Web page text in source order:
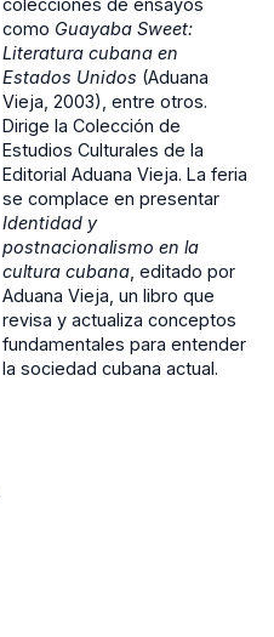
colecciones de ensayos
como Guayaba Sweet:
Literatura cubana en
Estados Unidos (Aduana
Vieja, 2003), entre otros.
Dirige la Colección de
Estudios Culturales de la
Editorial Aduana Vieja. La feria
se complace en presentar
Identidad y
postnacionalismo en la
cultura cubana, editado por
Aduana Vieja, un libro que
revisa y actualiza conceptos
fundamentales para entender
la sociedad cubana actual.